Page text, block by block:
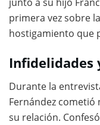
primera vez sobre
hostigamiento que
Infidelidades
Durante la
Fernández
su relación.